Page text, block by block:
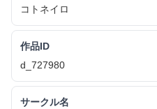
コトネイロ
作品ID
d_727980
サークル名